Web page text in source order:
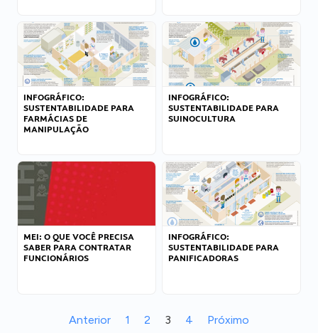
INFOGRÁFICO:
SUSTENTABILIDADE PARA
FARMÁCIAS DE
MANIPULAÇÃO
INFOGRÁFICO:
SUSTENTABILIDADE PARA
SUINOCULTURA
MEI: O QUE VOCÊ PRECISA
SABER PARA CONTRATAR
FUNCIONÁRIOS
INFOGRÁFICO:
SUSTENTABILIDADE PARA
PANIFICADORAS
Anterior 1 2 3 4 Próximo